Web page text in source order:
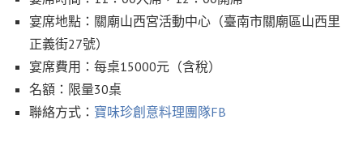
宴席地點：關廟山西宮活動中心（臺南市關廟區山西里
正義街27號）
宴席費用：每桌15000元（含稅）
名額：限量30桌
聯絡方式： 寶味珍創意料理團隊FB